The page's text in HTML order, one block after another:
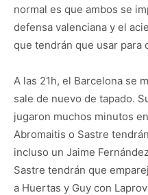
normal es que ambos se
defensa valenciana y el
que tendrán que usar para
A las 21h, el Barcelona se
sale de nuevo de tapado.
jugaron muchos minutos
Abromaitis o Sastre
incluso un Jaime
Sastre tendrán que
a Huertas y Guy con